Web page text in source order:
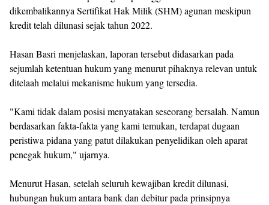
dikembalikannya Sertifikat Hak Milik (SHM) agunan meskipun
kredit telah dilunasi sejak tahun 2022.
‎Hasan Basri menjelaskan, laporan tersebut didasarkan pada
sejumlah ketentuan hukum yang menurut pihaknya relevan untuk
ditelaah melalui mekanisme hukum yang tersedia.
‎"Kami tidak dalam posisi menyatakan seseorang bersalah. Namun
berdasarkan fakta-fakta yang kami temukan, terdapat dugaan
peristiwa pidana yang patut dilakukan penyelidikan oleh aparat
penegak hukum," ujarnya.
‎Menurut Hasan, setelah seluruh kewajiban kredit dilunasi,
hubungan hukum antara bank dan debitur pada prinsipnya